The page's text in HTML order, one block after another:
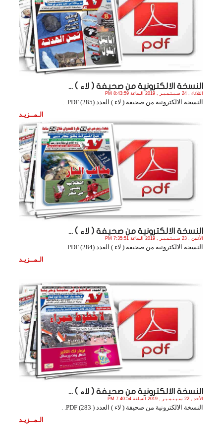
النسخة الالكترونية من صحيفة ( لاء ) ...
الثلاثاء , 24 سـبـتـمـبـر , 2019 الساعة 8:43:59 PM
النسخة الالكترونية من صحيفة ( لاء ) العدد (285) PDF. .
الـمــزيـد
النسخة الالكترونية من صحيفة ( لاء ) ...
الأثنين , 23 سـبـتـمـبـر , 2019 الساعة 7:35:51 PM
النسخة الالكترونية من صحيفة ( لاء ) العدد (284) PDF. .
الـمــزيـد
النسخة الالكترونية من صحيفة ( لاء ) ...
الأحد , 22 سـبـتـمـبـر , 2019 الساعة 7:40:54 PM
النسخة الالكترونية من صحيفة ( لاء ) العدد ( 283) PDF. .
الـمــزيـد